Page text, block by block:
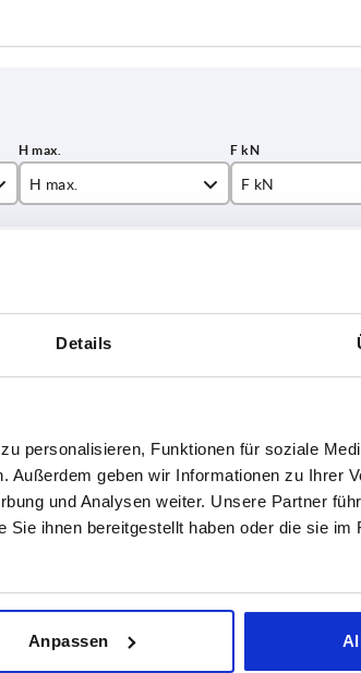
Details
personalisieren, Funktionen für soziale
Außerdem geben wir Informationen zu Ihrer
und Analysen weiter. Unsere Partner
ihnen bereitgestellt haben oder die sie im
Anpassen
H max.
17
F kN
8
1-3 Tage
= 1
12 12 31 11
= 1
16